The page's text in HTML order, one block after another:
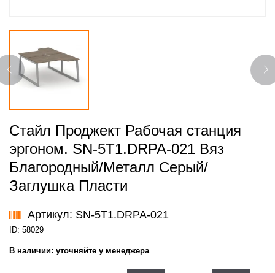
Стайл Проджект Рабочая станция
эргоном. SN-5T1.DRPA-021 Вяз
Благородный/Металл Серый/
Заглушка Пласти
Артикул: SN-5T1.DRPA-021
ID: 58029
В наличии: уточняйте у менеджера